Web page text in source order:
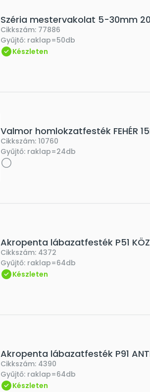
Széria mestervakolat 5-30mm
Cikkszám: 77886
Gyűjtő: raklap=50db
Készleten
Valmor homlokzatfesték FEHÉR
Cikkszám: 10760
Gyűjtő: raklap=24db
Akropenta lábazatfesték P51
Cikkszám: 4372
Gyűjtő: raklap=64db
Készleten
Akropenta lábazatfesték P91
Cikkszám: 4390
Gyűjtő: raklap=64db
Készleten